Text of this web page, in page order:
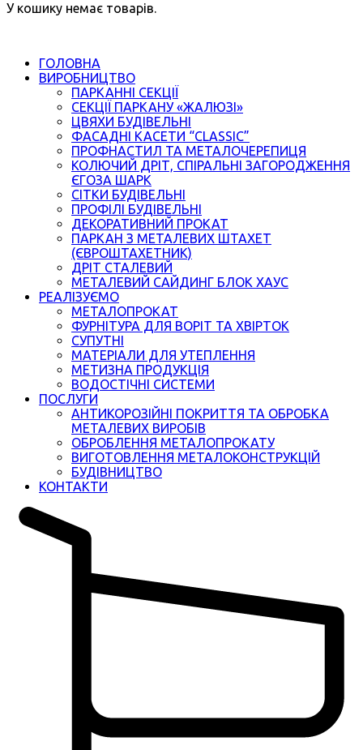
У кошику немає товарів.
ГОЛОВНА
ВИРОБНИЦТВО
ПАРКАННІ СЕКЦІЇ
СЕКЦІЇ ПАРКАНУ «ЖАЛЮЗІ»
ЦВЯХИ БУДІВЕЛЬНІ
ФАСАДНІ КАСЕТИ “CLASSIC”
ПРОФНАСТИЛ ТА МЕТАЛОЧЕРЕПИЦЯ
КОЛЮЧИЙ ДРІТ, СПІРАЛЬНІ ЗАГОРОДЖЕННЯ
ЄГОЗА ШАРК
СІТКИ БУДІВЕЛЬНІ
ПРОФІЛІ БУДІВЕЛЬНІ
ДЕКОРАТИВНИЙ ПРОКАТ
ПАРКАН З МЕТАЛЕВИХ ШТАХЕТ
(ЄВРОШТАХЕТНИК)
ДРІТ СТАЛЕВИЙ
МЕТАЛЕВИЙ САЙДИНГ БЛОК ХАУС
РЕАЛІЗУЄМО
МЕТАЛОПРОКАТ
ФУРНІТУРА ДЛЯ ВОРІТ ТА ХВІРТОК
СУПУТНІ
МАТЕРІАЛИ ДЛЯ УТЕПЛЕННЯ
МЕТИЗНА ПРОДУКЦІЯ
ВОДОСТІЧНІ СИСТЕМИ
ПОСЛУГИ
АНТИКОРОЗІЙНІ ПОКРИТТЯ ТА ОБРОБКА
МЕТАЛЕВИХ ВИРОБІВ
ОБРОБЛЕННЯ МЕТАЛОПРОКАТУ
ВИГОТОВЛЕННЯ МЕТАЛОКОНСТРУКЦІЙ
БУДІВНИЦТВО
КОНТАКТИ